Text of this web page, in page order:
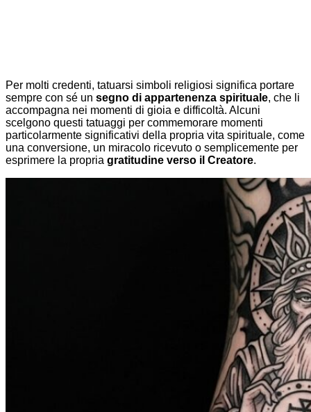
Per molti credenti, tatuarsi simboli religiosi significa portare
sempre con sé un segno di appartenenza spirituale, che li
accompagna nei momenti di gioia e difficoltà. Alcuni
scelgono questi tatuaggi per commemorare momenti
particolarmente significativi della propria vita spirituale, come
una conversione, un miracolo ricevuto o semplicemente per
esprimere la propria gratitudine verso il Creatore.